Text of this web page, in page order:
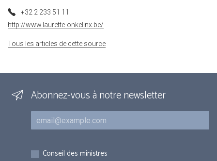
+32 2 233 51 11
http://www.laurette-onkelinx.be/
Tous les articles de cette source
Abonnez-vous à notre newsletter
Courriel
Inscriptions
Conseil des ministres